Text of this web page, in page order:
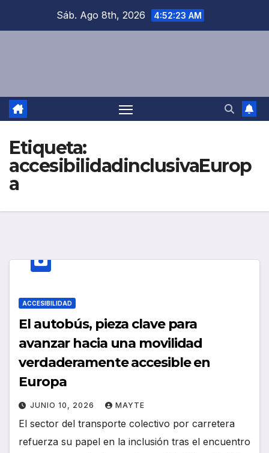
Sáb. Ago 8th, 2026 4:52:24 AM
Etiqueta:
accesibilidadinclusivaEurop
a
ACCESIBILIDAD
El autobús, pieza clave para
avanzar hacia una movilidad
verdaderamente accesible en
Europa
JUNIO 10, 2026 MAYTE
El sector del transporte colectivo por carretera
refuerza su papel en la inclusión tras el encuentro